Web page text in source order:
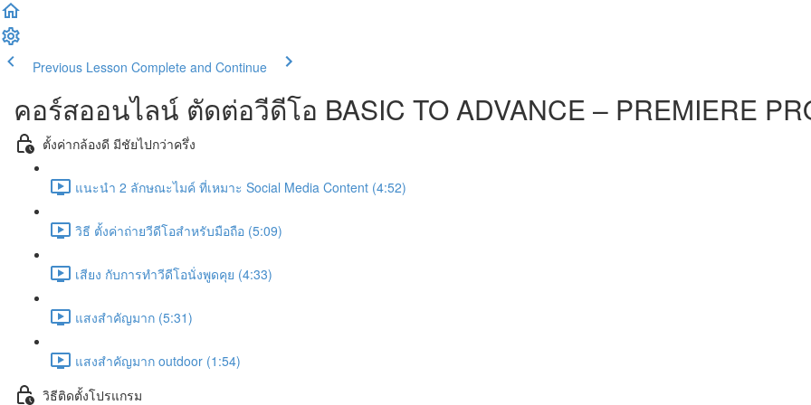
Previous Lesson Complete and Continue
คอร์สออนไลน์ ตัดต่อวีดีโอ BASIC TO ADVANCE – PREMIERE
ตั้งค่ากล้องดี มีชัยไปกว่าครึ่ง
แนะนำ 2 ลักษณะไมค์ ที่เหมาะ Social Media Content (4:52)
วิธี ตั้งค่าถ่ายวีดีโอสำหรับมือถือ (5:09)
เสียง กับการทำวีดีโอนั่งพูดคุย (4:33)
แสงสำคัญมาก (5:31)
แสงสำคัญมาก outdoor (1:54)
วิธีติดตั้งโปรแกรม